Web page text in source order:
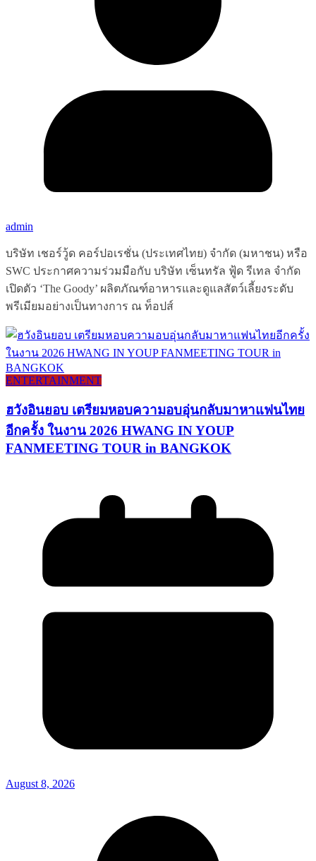
admin
บริษัท เชอร์วู้ด คอร์ปอเรชั่น (ประเทศไทย) จำกัด (มหาชน) หรือ
SWC ประกาศความร่วมมือกับ บริษัท เซ็นทรัล ฟู้ด รีเทล จำกัด
เปิดตัว ‘The Goody’ ผลิตภัณฑ์อาหารและดูแลสัตว์เลี้ยงระดับ
พรีเมียมอย่างเป็นทางการ ณ ท็อปส์
ENTERTAINMENT
ฮวังอินยอบ เตรียมหอบความอบอุ่นกลับมาหาแฟนไทย
อีกครั้ง ในงาน 2026 HWANG IN YOUP
FANMEETING TOUR in BANGKOK
August 8, 2026